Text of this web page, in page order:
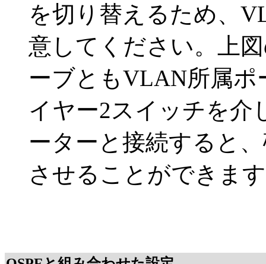
を切り替えるため、
意してください。上
ーブともVLAN所属
イヤー2スイッチを介
ーターと接続すると
させることができま